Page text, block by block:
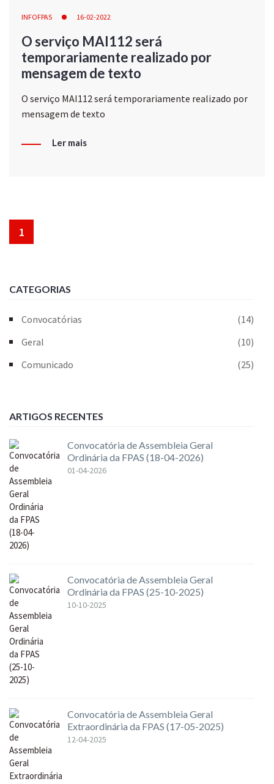
INFOFPAS 16-02-2022
O serviço MAI112 será
temporariamente realizado por
mensagem de texto
O serviço MAI112 será temporariamente realizado por
mensagem de texto
Ler mais
1
CATEGORIAS
Convocatórias
(14)
Geral
(10)
Comunicado
(25)
ARTIGOS RECENTES
Convocatória de Assembleia Geral
Ordinária da FPAS (18-04-2026)
01-04-2026
Convocatória de Assembleia Geral
Ordinária da FPAS (25-10-2025)
10-10-2025
Convocatória de Assembleia Geral
Extraordinária da FPAS (17-05-2025)
12-04-2025